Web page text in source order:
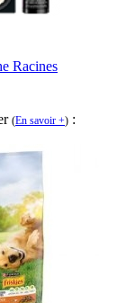
Racines
(En savoir +) :